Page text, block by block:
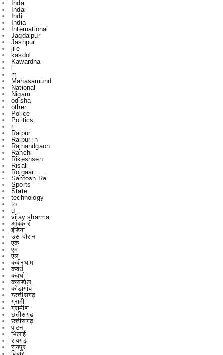
Jagdalpur
Jashpur
jile
kasdol
Kawardha
l
m
Mahasamund
National
Nigam
odisha
other
Police
Politics
r
Raipur
Raipur in
Rajnandgaon
Ranchi
Rikeshsen
Risali
Rojgaar
Santosh Rai
Sports
State
technology
to
u
vijay sharma
आबकारी
इंडिया
उस दौरान
एक
एम
एल
कबीरधाम
कवर्ध
कवर्धा
कसडोल
कोंडागांव
ग्छत्तीसगढ़
ग्रामी
ग्रामीण
छत्तीसगढ
छत्तीसगढ़
पाटन
भिलाई
रायगढ़
रायपुर
विचार
विचार मंथन
विचारमंथन
शहर
शहरChhattisgarrh